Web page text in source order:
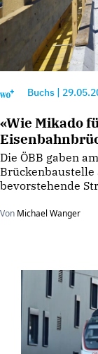
Buchs
«Wie Mikado
Die ÖBB gaben
Brückenbaustelle
bevorstehende
Von Michael Wanger